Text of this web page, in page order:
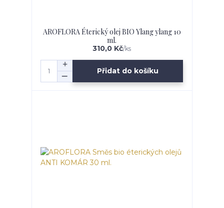
AROFLORA Éterický olej BIO Ylang ylang 10
ml.
310,0 Kč/ks
Přidat do košíku